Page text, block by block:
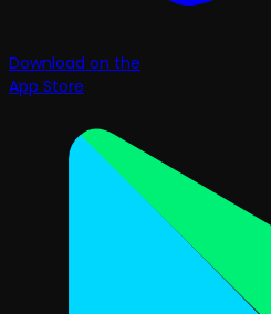
Download on the
App Store